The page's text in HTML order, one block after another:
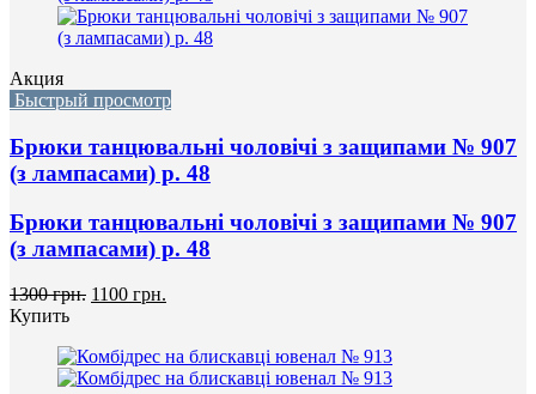
Акция
Быстрый просмотр
Брюки танцювальні чоловічі з защипами № 907
(з лампасами) р. 48
Брюки танцювальні чоловічі з защипами № 907
(з лампасами) р. 48
1300 грн. 1100 грн.
Купить